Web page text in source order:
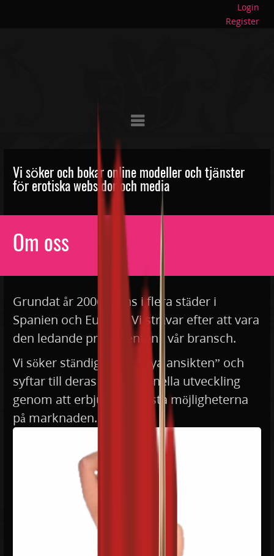
Login
Register
Vi söker och bokar online modeller och tjänster
för erotiska websidor och media
Om oss
Grundat år 2006, finns i flera städer i
Spanien och Europa. Vi strävar efter att vara
den ledande producenten i vår bransch.
Vi söker ständigt efter ”nya ansikten” och
syftar till deras professionella utveckling
genom att erbjuda de bästa möjligheterna
på marknaden.